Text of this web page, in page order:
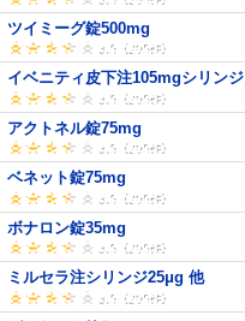
ツイミーグ錠500mg
イベニティ皮下注105mgシリンジ
アクトネル錠75mg
ベネット錠75mg
ボナロン錠35mg
ミルセラ注シリンジ25μg 他